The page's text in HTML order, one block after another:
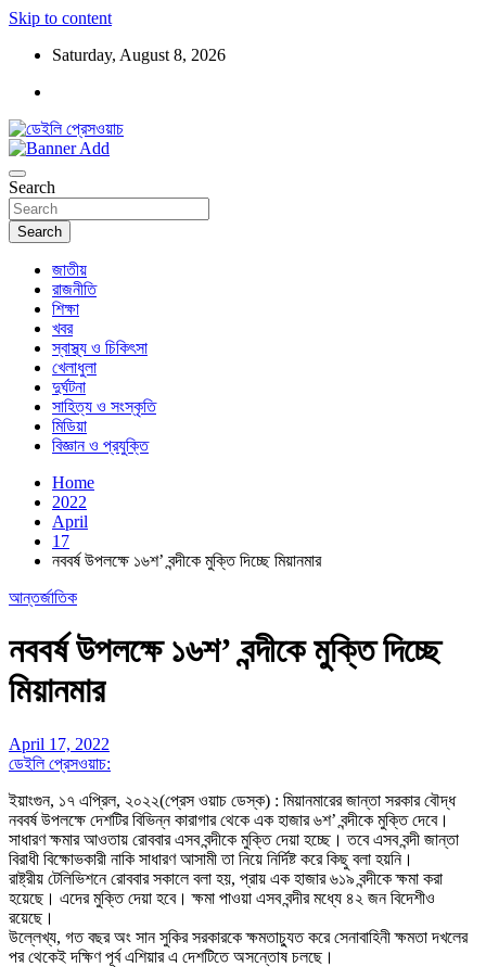
Skip to content
Saturday, August 8, 2026
ডেইলি প্রেসওয়াচ
Search
Search
জাতীয়
রাজনীতি
শিক্ষা
খবর
স্বাস্থ্য ও চিকিৎসা
খেলাধুলা
দুর্ঘটনা
সাহিত্য ও সংস্কৃতি
মিডিয়া
বিজ্ঞান ও প্রযুক্তি
Home
2022
April
17
নববর্ষ উপলক্ষে ১৬শ’ বন্দীকে মুক্তি দিচ্ছে মিয়ানমার
আন্তর্জাতিক
নববর্ষ উপলক্ষে ১৬শ’ বন্দীকে মুক্তি দিচ্ছে
মিয়ানমার
April 17, 2022
ডেইলি প্রেসওয়াচ:
ইয়াংগুন, ১৭ এপ্রিল, ২০২২(প্রেস ওয়াচ ডেস্ক) : মিয়ানমারের জান্তা সরকার বৌদ্ধ
নববর্ষ উপলক্ষে দেশটির বিভিন্ন কারাগার থেকে এক হাজার ৬শ’ বন্দীকে মুক্তি দেবে।
সাধারণ ক্ষমার আওতায় রোববার এসব বন্দীকে মুক্তি দেয়া হচ্ছে। তবে এসব বন্দী জান্তা
বিরাধী বিক্ষোভকারী নাকি সাধারণ আসামী তা নিয়ে নির্দিষ্ট করে কিছু বলা হয়নি।
রাষ্ট্রীয় টেলিভিশনে রোববার সকালে বলা হয়, প্রায় এক হাজার ৬১৯ বন্দীকে ক্ষমা করা
হয়েছে। এদের মুক্তি দেয়া হবে। ক্ষমা পাওয়া এসব বন্দীর মধ্যে ৪২ জন বিদেশীও
রয়েছে।
উল্লেখ্য, গত বছর অং সান সুকির সরকারকে ক্ষমতাচ্যুত করে সেনাবাহিনী ক্ষমতা দখলের
পর থেকেই দক্ষিণ পূর্ব এশিয়ার এ দেশটিতে অসন্তোষ চলছে।